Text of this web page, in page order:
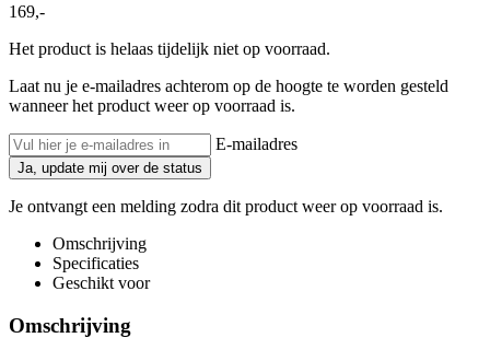
169,-
Het product is helaas tijdelijk niet op voorraad.
Laat nu je e-mailadres achterom op de hoogte te worden gesteld
wanneer het product weer op voorraad is.
E-mailadres
Ja, update mij over de status
Je ontvangt een melding zodra dit product weer op voorraad is.
Omschrijving
Specificaties
Geschikt voor
Omschrijving